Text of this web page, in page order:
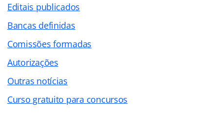
Editais publicados
Bancas definidas
Comissões formadas
Autorizações
Outras notícias
Curso gratuito para concursos